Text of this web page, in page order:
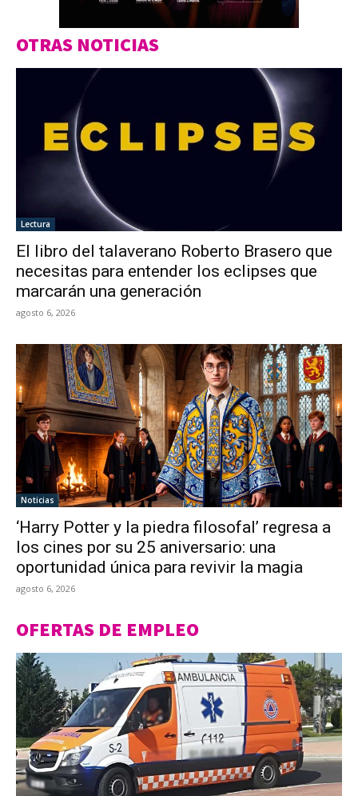
OTRAS NOTICIAS
Lectura
El libro del talaverano Roberto Brasero que
necesitas para entender los eclipses que
marcarán una generación
agosto 6, 2026
Noticias
‘Harry Potter y la piedra filosofal’ regresa a
los cines por su 25 aniversario: una
oportunidad única para revivir la magia
agosto 6, 2026
OFERTAS DE EMPLEO